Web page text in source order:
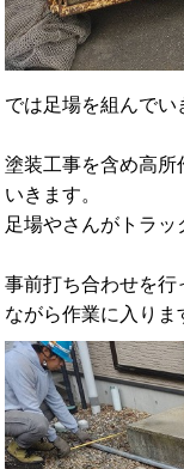
では足場を組んでい
塗装工事を含め高所
いきます。
足場やさんがトラッ
事前打ち合わせを行
ながら作業に入りま